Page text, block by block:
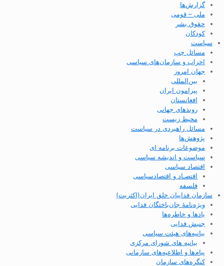
گزارش‌ها
ملی – قومی
حقوق بشر
کودکان
سیاست
مسائل چپ
احزاب و سازمان‌های سیاسی
جهان امروز
بین‌المللی
پیرامون ایران
افغانستان
روندهای جهانی
محیط زیست
مسائل راهبردی در سیاست
پژوهش‌ها
موضوعات برنامه ای
سیاست و اندیشه سیاسی
اقتصاد سیاسی
اقتصـاد و اقتصاد‌سیاسی
فلسفه
سازمان فداییان خلق ایران(اکثریت)
ویژه‌نامهٔ جان‌باختگان فدایی
یادها و خاطره‌ها
جنبش فدایی
بیانیه‌های هیئت سیاسی
بیانیه های شورای مرکزی
پیام‌ها و اطلاعیه‌های سازمانی
کنگره‌های سازمان